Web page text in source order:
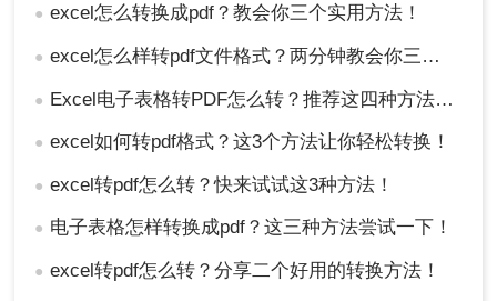
● excel怎么转换成pdf？教会你三个实用方法！
● excel怎么样转pdf文件格式？两分钟教会你三种方法
● Excel电子表格转PDF怎么转？推荐这四种方法给大家！
● excel如何转pdf格式？这3个方法让你轻松转换！
● excel转pdf怎么转？快来试试这3种方法！
● 电子表格怎样转换成pdf？这三种方法尝试一下！
● excel转pdf怎么转？分享二个好用的转换方法！